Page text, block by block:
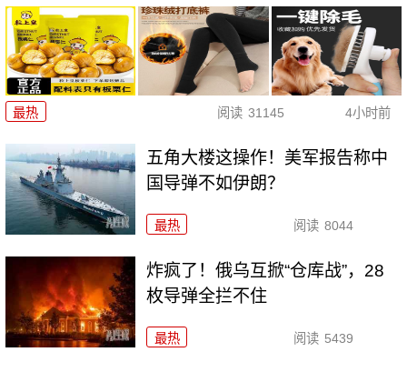
最热 阅读 31145 4小时前
五角大楼这操作！美军报告称中
国导弹不如伊朗？
最热 阅读 8044
炸疯了！俄乌互掀“仓库战”，28
枚导弹全拦不住
最热 阅读 5439